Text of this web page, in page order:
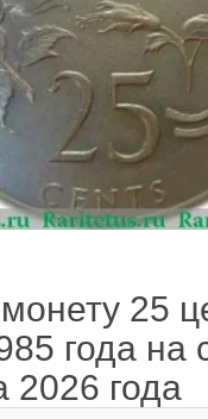
25
года на
2026 года